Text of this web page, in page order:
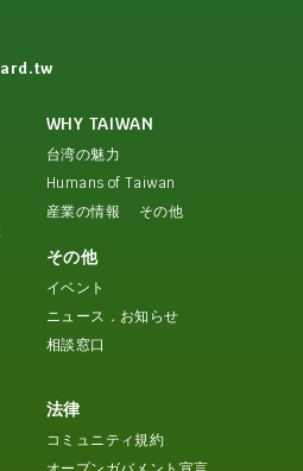
WHY TAIWAN
台湾の魅力
Humans of Taiwan
産業の情報
その他
その他
イベント
ニュース．お知らせ
相談窓口
法律
コミュニティ規約